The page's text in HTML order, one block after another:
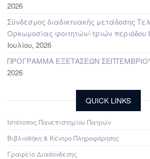
2026
Σύνδεσμος διαδικτυακής μετάδοσης
Ορκωμοσίας φοιτητών/-τριών περιόδου
Ιουλίου, 2026
ΠΡΟΓΡΑΜΜΑ ΕΞΕΤΑΣΕΩΝ
2026
QUICK LINKS
Ιστότοπος Πανεπιστημίου Πατρών
Βιβλιοθήκη & Κέντρο Πληροφόρησης
Γραφείο Διασύνδεσης